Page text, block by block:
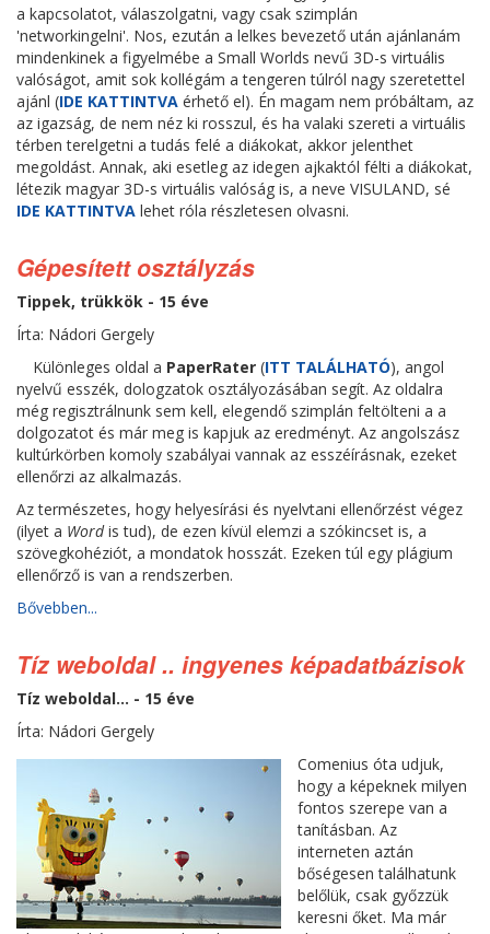
a kapcsolatot, válaszolgatni, vagy csak szimplán
'networkingelni'. Nos, ezután a lelkes bevezető után ajánlanám
mindenkinek a figyelmébe a Small Worlds nevű 3D-s virtuális
valóságot, amit sok kollégám a tengeren túlról nagy szeretettel
ajánl (IDE KATTINTVA érhető el). Én magam nem próbáltam, az
az igazság, de nem néz ki rosszul, és ha valaki szereti a virtuális
térben terelgetni a tudás felé a diákokat, akkor jelenthet
megoldást. Annak, aki esetleg az idegen ajkaktól félti a diákokat,
létezik magyar 3D-s virtuális valóság is, a neve VISULAND, sé
IDE KATTINTVA lehet róla részletesen olvasni.
Gépesített osztályzás
Tippek, trükkök - 15 éve
Írta: Nádori Gergely
Különleges oldal a PaperRater (ITT TALÁLHATÓ), angol
nyelvű esszék, dologzatok osztályozásában segít. Az oldalra
még regisztrálnunk sem kell, elegendő szimplán feltölteni a a
dolgozatot és már meg is kapjuk az eredményt. Az angolszász
kultúrkörben komoly szabályai vannak az esszéírásnak, ezeket
ellenőrzi az alkalmazás.
Az természetes, hogy helyesírási és nyelvtani ellenőrzést végez
(ilyet a Wordis tud), de ezen kívül elemzi a szókincset is, a
szövegkohéziót, a mondatok hosszát. Ezeken túl egy plágium
ellenőrző is van a rendszerben.
Bővebben...
Tíz weboldal .. ingyenes képadatbázisok
Tíz weboldal... - 15 éve
Írta: Nádori Gergely
Comenius óta udjuk,
hogy a képeknek milyen
fontos szerepe van a
tanításban. Az
interneten aztán
bőségesen találhatunk
belőlük, csak győzzük
keresni őket. Ma már